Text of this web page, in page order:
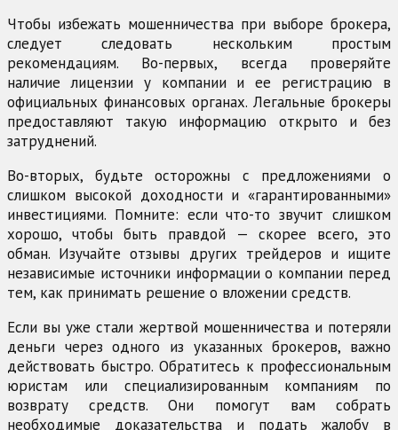
Чтобы избежать мошенничества при выборе брокера,
следует следовать нескольким простым
рекомендациям. Во-первых, всегда проверяйте
наличие лицензии у компании и ее регистрацию в
официальных финансовых органах. Легальные брокеры
предоставляют такую информацию открыто и без
затруднений.
Во-вторых, будьте осторожны с предложениями о
слишком высокой доходности и «гарантированными»
инвестициями. Помните: если что-то звучит слишком
хорошо, чтобы быть правдой — скорее всего, это
обман. Изучайте отзывы других трейдеров и ищите
независимые источники информации о компании перед
тем, как принимать решение о вложении средств.
Если вы уже стали жертвой мошенничества и потеряли
деньги через одного из указанных брокеров, важно
действовать быстро. Обратитесь к профессиональным
юристам или специализированным компаниям по
возврату средств. Они помогут вам собрать
необходимые доказательства и подать жалобу в